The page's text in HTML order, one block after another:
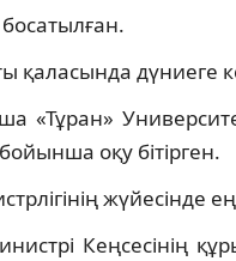
дүниеге
«Тұран»
оқу бітірген.
жүйесінде
Кеңсесінің